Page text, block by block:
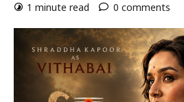
1 minute read
0 comments